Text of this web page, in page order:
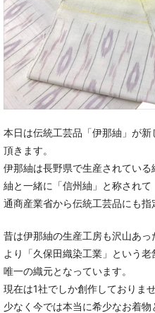
本日は伝統工芸品「伊那紬」が
頂きます。
伊那紬は長野県で生産されてい
紬と一緒に「信州紬」と称されて
通商産業省から伝統工芸品にも指
昔は伊那紬の生産工房も沢山あ
より「久保田織染工業」という老
唯一の織元となっています。
現在は1社でしか創作しておりま
少なく今では本当に希少なお着物